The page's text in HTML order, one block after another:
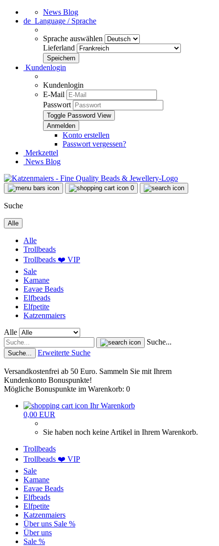
News Blog
de Language / Sprache
Sprache auswählen
Lieferland
Kundenlogin
Kundenlogin
E-Mail
Passwort
Toggle Password View
Konto erstellen
Passwort vergessen?
Merkzettel
News Blog
0
Suche
Alle
Alle
Trollbeads
Trollbeads ❤️ VIP
Sale
Kamane
Eavae Beads
Elfbeads
Elfpetite
Katzenmaiers
Alle
Suche...
Suche... Erweiterte Suche
Versandkostenfrei ab 50 Euro. Sammeln Sie mit Ihrem
Kundenkonto Bonuspunkte!
Mögliche Bonuspunkte im Warenkorb: 0
Ihr Warenkorb
0,00 EUR
Sie haben noch keine Artikel in Ihrem Warenkorb.
Trollbeads
Trollbeads ❤️ VIP
Sale
Kamane
Eavae Beads
Elfbeads
Elfpetite
Katzenmaiers
Über uns Sale %
Über uns
Sale %